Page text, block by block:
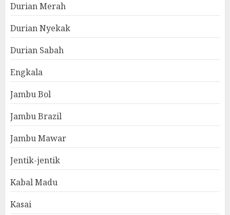
Durian Merah
Durian Nyekak
Durian Sabah
Engkala
Jambu Bol
Jambu Brazil
Jambu Mawar
Jentik-jentik
Kabal Madu
Kasai